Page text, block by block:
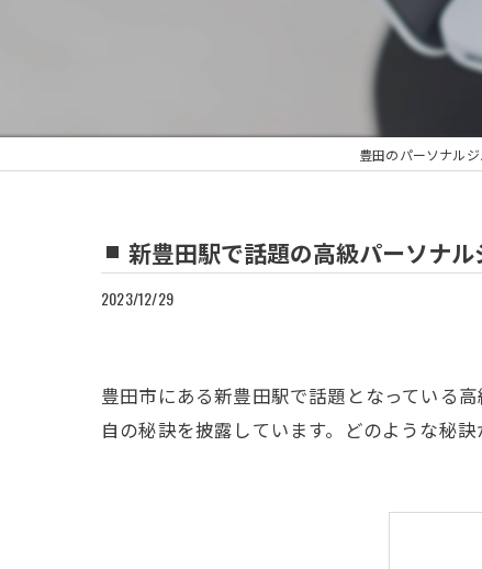
豊田のパーソナルジ
新豊田駅で話題の高級パーソナ
2023/12/29
豊田市にある新豊田駅で話題となっている
自の秘訣を披露しています。どのような秘訣